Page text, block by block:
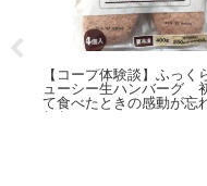
【コープ体験談】冷凍
ライ 海老のプリプリ